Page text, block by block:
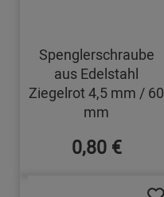
Spenglerschraube
aus Edelstahl
Ziegelrot 4,5 mm / 60
mm
0,80 €